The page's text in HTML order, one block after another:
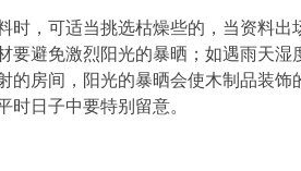
时，可适当挑选枯燥些的，当资料
要避免激烈阳光的暴晒；如遇雨天
的房间，阳光的暴晒会使木制品装
时日子中要特别留意。